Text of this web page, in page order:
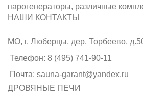
парогенераторы, различные
НАШИ КОНТАКТЫ
МО, г. Люберцы, дер. Торбеево,
Телефон: 8 (495) 741-90-11
Почта: sauna-garant@yandex.ru
ДРОВЯНЫЕ ПЕЧИ